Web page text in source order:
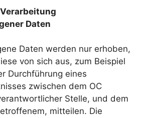
Daten
Daten werden nur erhoben,
von sich aus, zum Beispiel
Durchführung eines
zwischen dem OC
Stelle, und dem
mitteilen. Die